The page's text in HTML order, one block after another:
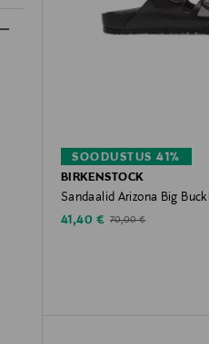
SOODUSTUS 41%
BIRKENSTOCK
Sandaalid Arizona Big
Discounted Price
41,40 € Original Price
70,00 €